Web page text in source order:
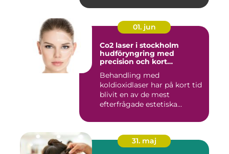
01. jun
Co2 laser i stockholm
hudföryngring med
precision och kort
Behandling med
koldioxidlaser har på kort tid
blivit en av de mest
efterfrågade estetiska
31. maj